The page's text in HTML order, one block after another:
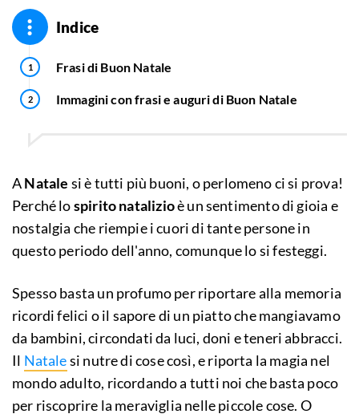
Indice
Frasi di Buon Natale
Immagini con frasi e auguri di Buon Natale
ANatale si è tutti più buoni, o perlomeno ci si prova!
Perché lospirito natalizioè un sentimento di gioia e
nostalgia che riempie i cuori di tante persone in
questo periodo dell'anno, comunque lo si festeggi.
Spesso basta un profumo per riportare alla memoria
ricordi felici o il sapore di un piatto che mangiavamo
da bambini, circondati da luci, doni e teneri abbracci.
Il Natalesi nutre di cose così, e riporta la magia nel
mondo adulto, ricordando a tutti noi che basta poco
per riscoprire la meraviglia nelle piccole cose. O